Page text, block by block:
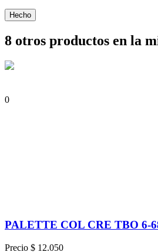
Hecho
8 otros productos en la
0
PALETTE COL CRE TBO 6-
Precio $ 12.050